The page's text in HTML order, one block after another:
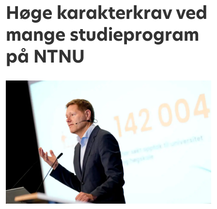
Høge karakterkrav ved
mange studieprogram
på NTNU